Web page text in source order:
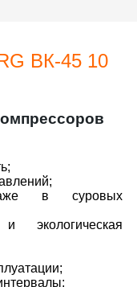
ВК-45 10
в суровых